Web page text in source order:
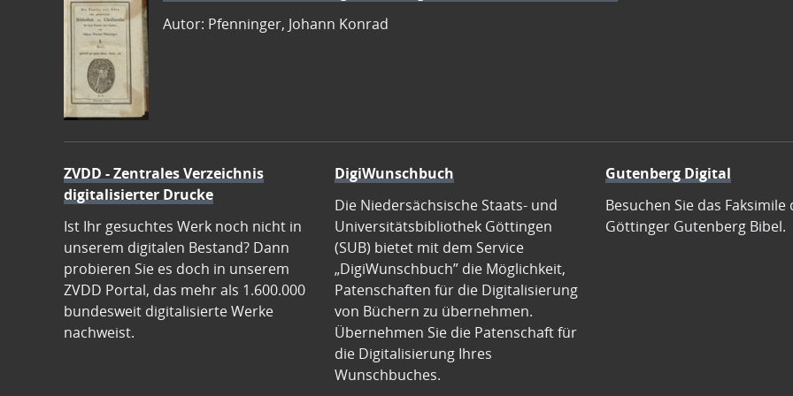
Autor: Pfenninger, Johann Konrad
ZVDD - Zentrales Verzeichnis
digitalisierter Drucke
Ist Ihr gesuchtes Werk noch nicht in
unserem digitalen Bestand? Dann
probieren Sie es doch in unserem
ZVDD Portal, das mehr als 1.600.000
bundesweit digitalisierte Werke
nachweist.
DigiWunschbuch
Die Niedersächsische Staats- und
Universitätsbibliothek Göttingen
(SUB) bietet mit dem Service
„DigiWunschbuch” die Möglichkeit,
Patenschaften für die Digitalisierung
von Büchern zu übernehmen.
Übernehmen Sie die Patenschaft für
die Digitalisierung Ihres
Wunschbuches.
Gutenberg Digital
Besuchen Sie das Faksimile
Göttinger Gutenberg Bibel.